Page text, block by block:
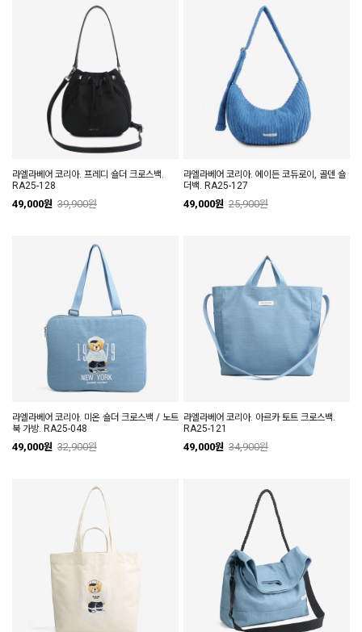
라엘라베어 코리아. 프레디 숄더 크로스백.
RA25-128
49,000원 39,900원
라엘라베어 코리아. 에이든 코듀로이, 골덴 숄
더백. RA25-127
49,000원 25,900원
라엘라베어 코리아. 미온 숄더 크로스백 / 노트
북 가방. RA25-048
49,000원 32,900원
라엘라베어 코리아. 아르카 토트 크로스백.
RA25-121
49,000원 34,900원